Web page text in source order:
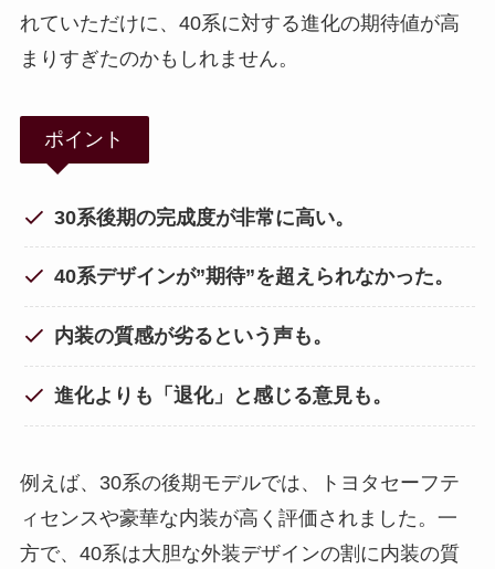
れていただけに、40系に対する進化の期待値が高
まりすぎたのかもしれません。
ポイント
30系後期の完成度が非常に高い。
40系デザインが”期待”を超えられなかった。
内装の質感が劣るという声も。
進化よりも「退化」と感じる意見も。
例えば、30系の後期モデルでは、トヨタセーフテ
ィセンスや豪華な内装が高く評価されました。一
方で、40系は大胆な外装デザインの割に内装の質